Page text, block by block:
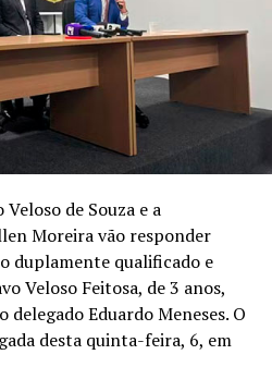
de Souza e a
Moreira vão responder
duplamente qualificado e
Veloso Feitosa, de 3 anos,
Eduardo Meneses. O
desta quinta-feira, 6, em